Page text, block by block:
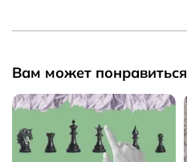
Вам может понравиться